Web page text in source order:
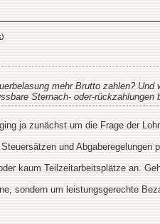
)
mehr Brutto zahlen?
Sternach- oder-rückzahlungen
ja zunächst um die Frage der
und
kaum Teilzeitarbeitsplätze an.
sondern um leistungsgerechte